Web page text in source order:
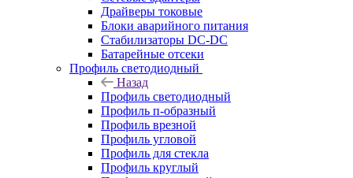
Драйверы токовые
Блоки аварийного питания
Стабилизаторы DC-DC
Батарейные отсеки
Профиль светодиодный
Назад
Профиль светодиодный
Профиль п-образный
Профиль врезной
Профиль угловой
Профиль для стекла
Профиль круглый